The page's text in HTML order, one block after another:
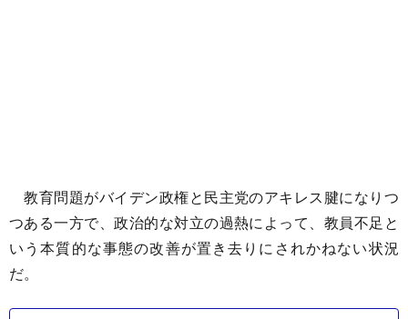
教育問題がバイデン政権と民主党のアキレス腱になりつ
つある一方で、政治的な対立の過熱によって、教員不足と
いう本質的な事態の改善が置き去りにされかねない状況
だ。